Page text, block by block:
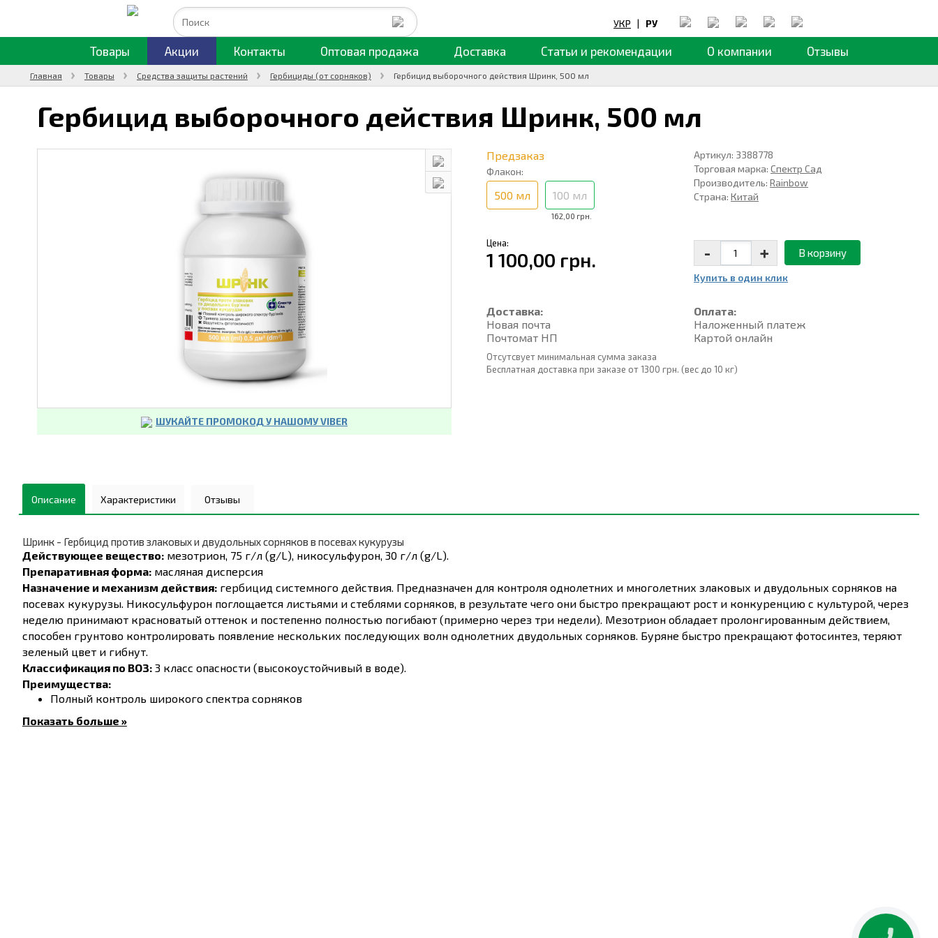
УКР | РУ
Товары Акции Контакты Оптовая продажа Доставка Статьи и рекомендации О компании Отзывы
Главная Товары Средства защиты растений Гербициды (от сорняков) Гербицид выборочного действия Шринк, 500 мл
Гербицид выборочного действия Шринк, 500 мл
ШУКАЙТЕ ПРОМОКОД У НАШОМУ VIBER
Предзаказ
Флакон:
500 мл
162,00 грн.
100 мл
Артикул: 3388778
Торговая марка:Спектр Сад
Производитель:Rainbow
Страна:Китай
Цена:
1 100,00 грн. - + В корзину
Купить в один клик
Доставка:
Новая почта
Почтомат НП
Оплата:
Наложенный платеж
Картой онлайн
Отсутсвует минимальная сумма заказа
Бесплатная доставка при заказе от 1300 грн. (вес до 10 кг)
Описание Характеристики Отзывы
Шринк - Гербицид против злаковых и двудольных сорняков в посевах кукурузы
Действующее вещество:мезотрион, 75 г/л (g/L), никосульфурон, 30 г/л (g/L).
Препаративная форма:масляная дисперсия
Назначение и механизм действия:гербицид системного действия. Предназначен для контроля однолетних и многолетних злаковых и двудольных сорняков на
посевах кукурузы. Никосульфурон поглощается листьями и стеблями сорняков, в результате чего они быстро прекращают рост и конкуренцию с культурой, через
неделю принимают красноватый оттенок и постепенно полностью погибают (примерно через три недели). Мезотрион обладает пролонгированным действием,
способен грунтово контролировать появление нескольких последующих волн однолетних двудольных сорняков. Буряне быстро прекращают фотосинтез, теряют
зеленый цвет и гибнут.
Классификация по ВОЗ:3 класс опасности (высокоустойчивый в воде).
Преимущества:
Полный контроль широкого спектра сорняков
Отсутствие фитотоксичности
Смешивание не предполагается. В любом случае запрещено смешивать с органофосфатными инсектицидами или
Показать больше »